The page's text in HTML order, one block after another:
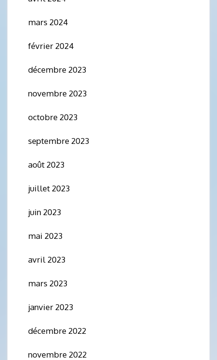
mars 2024
février 2024
décembre 2023
novembre 2023
octobre 2023
septembre 2023
août 2023
juillet 2023
juin 2023
mai 2023
avril 2023
mars 2023
janvier 2023
décembre 2022
novembre 2022